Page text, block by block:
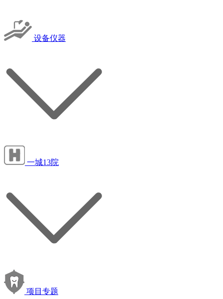
设备仪器
一城13院
项目专题